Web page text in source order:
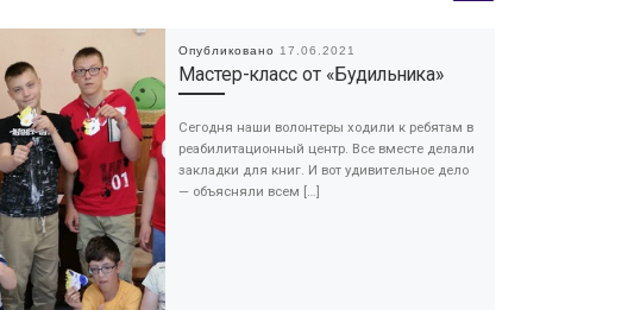
Опубликовано 17.06.2021
Мастер-класс от «Будильника»
Сегодня наши волонтеры ходили к ребятам в
реабилитационный центр. Все вместе делали
закладки для книг. И вот удивительное дело
— объясняли всем […]